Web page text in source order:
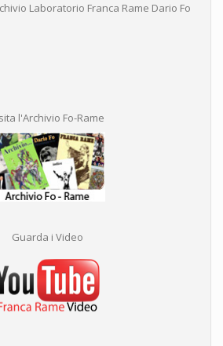
Laboratorio Franca Rame Dario Fo
l'Archivio Fo-Rame
Guarda i Video